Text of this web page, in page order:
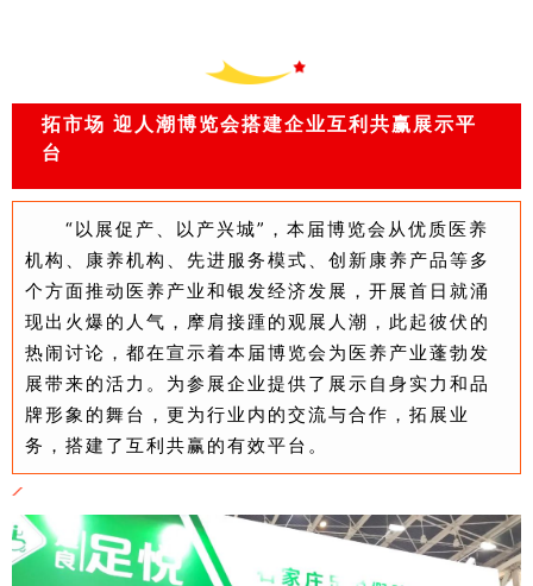
拓市场 迎人潮博览会搭建企业互利共赢展示平
台
“以展促产、以产兴城”，本届博览会从优质医养
机构、康养机构、先进服务模式、创新康养产品等多
个方面推动医养产业和银发经济发展，开展首日就涌
现出火爆的人气，摩肩接踵的观展人潮，此起彼伏的
热闹讨论，都在宣示着本届博览会为医养产业蓬勃发
展带来的活力。为参展企业提供了展示自身实力和品
牌形象的舞台，更为行业内的交流与合作，拓展业
务，搭建了互利共赢的有效平台。